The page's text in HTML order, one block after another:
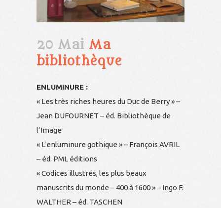
20 Mai Ma
bibliothèque
ENLUMINURE :
« Les très riches heures du Duc de Berry » –
Jean DUFOURNET – éd. Bibliothèque de
l’Image
« L’enluminure gothique » – François AVRIL
– éd. PML éditions
« Codices illustrés, les plus beaux
manuscrits du monde – 400 à 1600 » – Ingo F.
WALTHER – éd. TASCHEN